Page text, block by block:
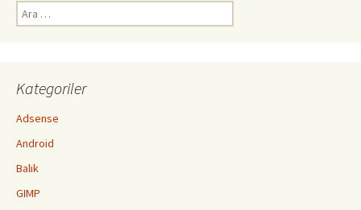
Arama:
Kategoriler
Adsense
Android
Balık
GIMP